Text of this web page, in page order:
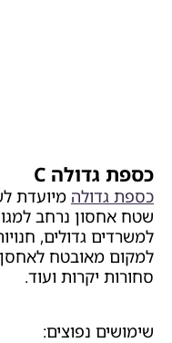
כספת גדולה C
כספת גדולה מיועדת
שטח אחסון נרחב
למשרדים גדולים,
למקום מאובטח
סחורות יקרות ועוד.
שימושים נפוצים: